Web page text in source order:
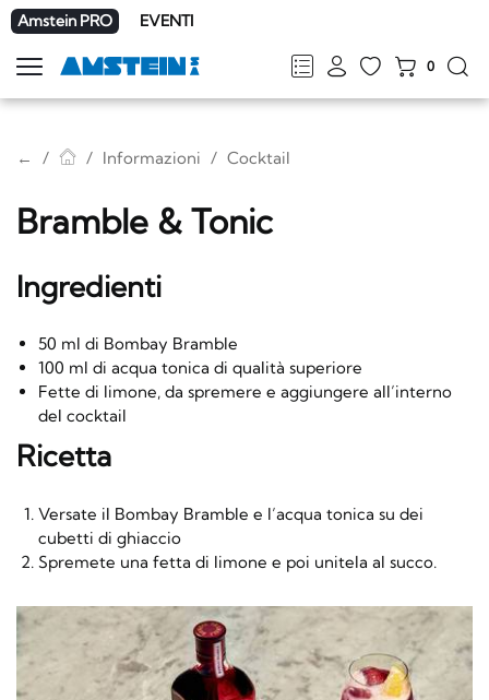
Amstein PRO EVENTI
FRDEENIT
0
Mostra
la
←
Informazioni Cocktail
Bramble & Tonic
Ingredienti
50 ml di Bombay Bramble
100 ml di acqua tonica di qualità superiore
Fette di limone, da spremere e aggiungere all’interno
del cocktail
Ricetta
Versate il Bombay Bramble e l’acqua tonica su dei
cubetti di ghiaccio
Spremete una fetta di limone e poi unitela al succo.